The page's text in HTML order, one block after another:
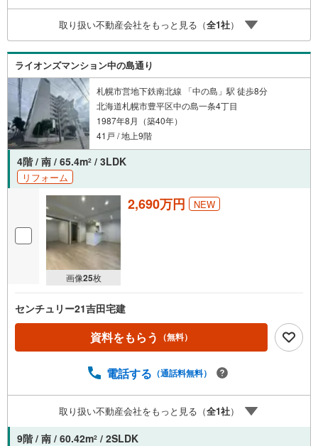
取り扱い不動産会社をもっと見る（全1社）
ライオンズマンション中の島通り
札幌市営地下鉄南北線 「中の島」駅 徒歩8分
北海道札幌市豊平区中の島一条4丁目
1987年8月（築40年）
41戸 / 地上9階
4階 / 南 / 65.4m2 / 3LDK
リフォーム
画像25枚
2,690万円 NEW
センチュリー21吉田宅建
資料をもらう （無料）
電話する （通話料無料）
取り扱い不動産会社をもっと見る（全1社）
9階 / 南 / 60.42m2 / 2SLDK